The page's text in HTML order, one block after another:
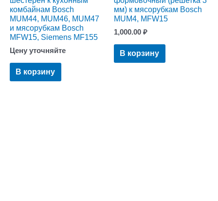
комбайнам Bosch
MUM44, MUM46, MUM47
и мясорубкам Bosch
MFW15, Siemens MF155
Цену уточняйте
В корзину
мм) к мясорубкам Bosch
MUM4, MFW15
1,000.00 ₽
В корзину